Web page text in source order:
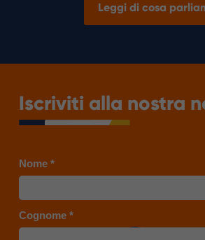
Leggi di cosa
Iscriviti alla nostra